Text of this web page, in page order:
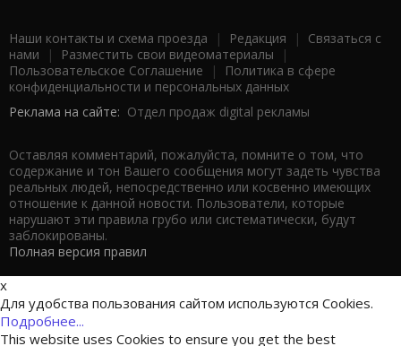
Наши контакты и схема проезда | Редакция | Связаться с
нами | Разместить свои видеоматериалы |
Пользовательское Соглашение |
Политика в сфере
конфиденциальности и персональных данных
Реклама на сайте: Отдел продаж digital рекламы
Оставляя комментарий, пожалуйста, помните о том, что
содержание и тон Вашего сообщения могут задеть чувства
реальных людей, непосредственно или косвенно имеющих
отношение к данной новости. Пользователи, которые
нарушают эти правила грубо или систематически, будут
заблокированы.
Полная версия правил
x
Для удобства пользования сайтом используются Cookies.
Подробнее...
This website uses Cookies to ensure you get the best